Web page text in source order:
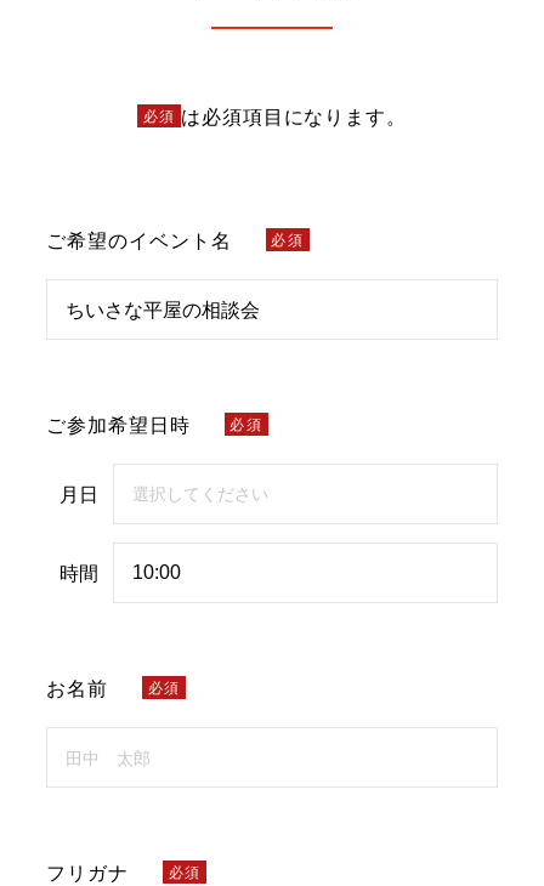
必須 は必須項目になります。
ご希望のイベント名 必須
ご参加希望日時 必須
月日
時間
お名前 必須
フリガナ 必須